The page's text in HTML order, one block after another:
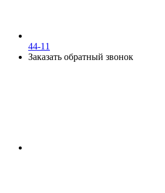
44-11
Заказать обратный звонок